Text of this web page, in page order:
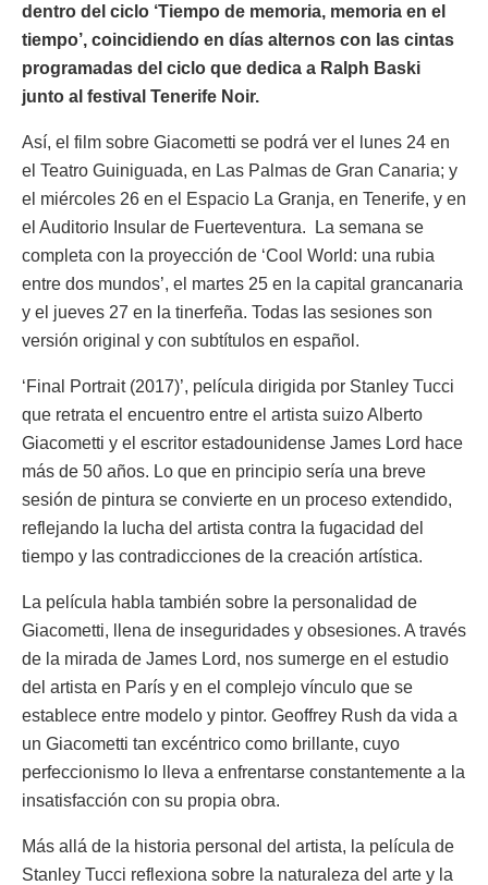
dentro del ciclo ‘Tiempo de memoria, memoria en el
tiempo’, coincidiendo en días alternos con las cintas
programadas del ciclo que dedica a Ralph Baski
junto al festival Tenerife Noir.
Así, el film sobre Giacometti se podrá ver el lunes 24 en
el Teatro Guiniguada, en Las Palmas de Gran Canaria; y
el miércoles 26 en el Espacio La Granja, en Tenerife, y en
el Auditorio Insular de Fuerteventura. La semana se
completa con la proyección de ‘Cool World: una rubia
entre dos mundos’, el martes 25 en la capital grancanaria
y el jueves 27 en la tinerfeña. Todas las sesiones son
versión original y con subtítulos en español.
‘Final Portrait (2017)’, película dirigida por Stanley Tucci
que retrata el encuentro entre el artista suizo Alberto
Giacometti y el escritor estadounidense James Lord hace
más de 50 años. Lo que en principio sería una breve
sesión de pintura se convierte en un proceso extendido,
reflejando la lucha del artista contra la fugacidad del
tiempo y las contradicciones de la creación artística.
La película habla también sobre la personalidad de
Giacometti, llena de inseguridades y obsesiones. A través
de la mirada de James Lord, nos sumerge en el estudio
del artista en París y en el complejo vínculo que se
establece entre modelo y pintor. Geoffrey Rush da vida a
un Giacometti tan excéntrico como brillante, cuyo
perfeccionismo lo lleva a enfrentarse constantemente a la
insatisfacción con su propia obra.
Más allá de la historia personal del artista, la película de
Stanley Tucci reflexiona sobre la naturaleza del arte y la